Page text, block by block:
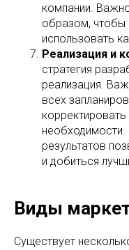
компании.
образом, чтобы
использовать
Реализация и
стратегия
реализация.
всех
необходимости.
результатов
и добиться
Виды
Существует